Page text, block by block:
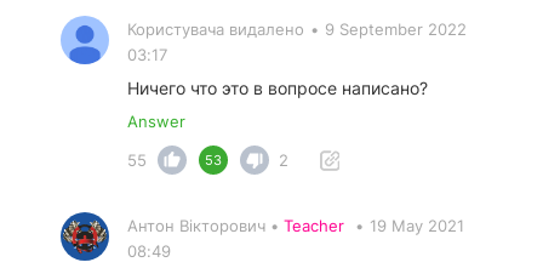
Користувача видалено • 9 September 2022
03:17
Ничего что это в вопросе написано?
Answer
55
53 2
Антон Вікторович • Teacher • 19 May 2021
08:49